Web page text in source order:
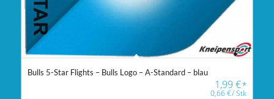
Bulls 5-Star Flights – Bulls Logo – A-Standard – blau
1,99€*
0,66€/Stk